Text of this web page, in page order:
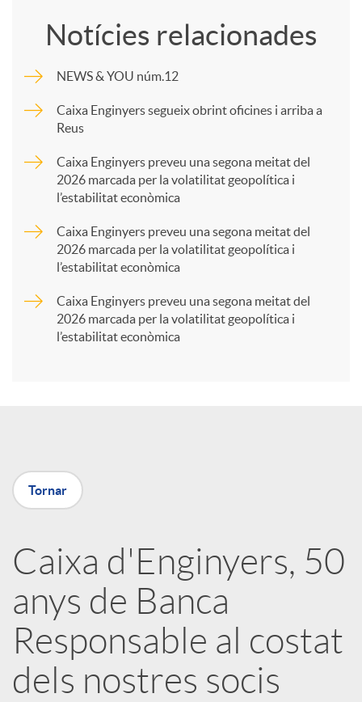
m
p
a
X
r
x
e
Notícies relacionades
NEWS & YOU núm.12
Caixa Enginyers segueix obrint oficines i arriba a
Reus
Caixa Enginyers preveu una segona meitat del
2026 marcada per la volatilitat geopolítica i
l’estabilitat econòmica
Caixa Enginyers preveu una segona meitat del
2026 marcada per la volatilitat geopolítica i
l’estabilitat econòmica
Caixa Enginyers preveu una segona meitat del
2026 marcada per la volatilitat geopolítica i
l’estabilitat econòmica
Tornar
Caixa d'Enginyers, 50
anys de Banca
Responsable al costat
dels nostres socis